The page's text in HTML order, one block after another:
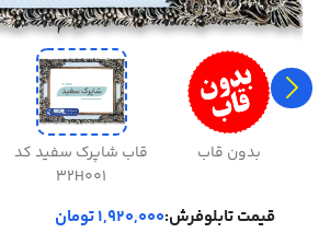
بدون قاب
قاب شاپرک سفید کد
32H001
قیمت تابلوفرش:1,920,000 تومان